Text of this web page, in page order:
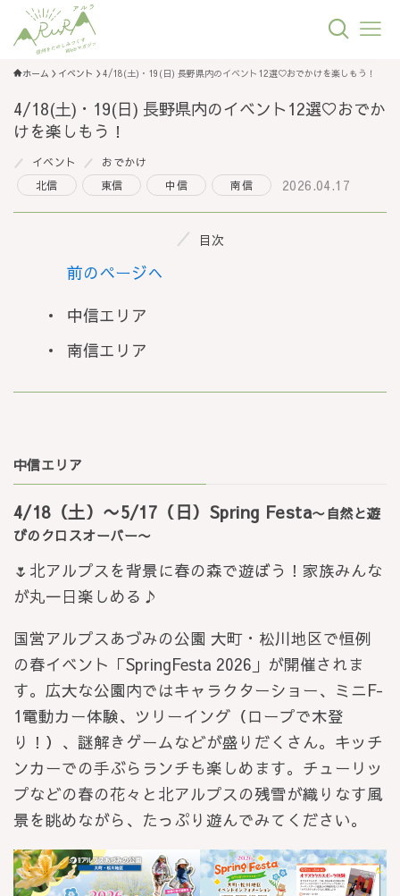
ホーム イベント 4/18(土)・19(日) 長野県内のイベント12選♡おでかけを楽しもう！
4/18(土)・19(日) 長野県内のイベント12選♡おでか
けを楽しもう！
イベント
おでかけ
北信
東信 中信 南信 2026.04.17
目次
前のページへ
中信エリア
南信エリア
中信エリア
4/18（土）〜5/17（日）Spring Festa〜自然と遊
びのクロスオーバー〜
🌷北アルプスを背景に春の森で遊ぼう！家族みんな
が丸一日楽しめる♪
国営アルプスあづみの公園 大町・松川地区で恒例
の春イベント「SpringFesta 2026」が開催されま
す。広大な公園内ではキャラクターショー、ミニF-
1電動カー体験、ツリーイング（ロープで木登
り！）、謎解きゲームなどが盛りだくさん。キッチ
ンカーでの手ぶらランチも楽しめます。チューリッ
プなどの春の花々と北アルプスの残雪が織りなす風
景を眺めながら、たっぷり遊んでみてください。